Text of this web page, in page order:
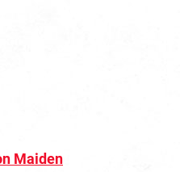
Maiden